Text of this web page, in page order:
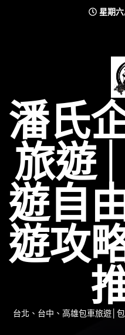
星期
潘氏
旅遊
遊自
遊攻
台北、台中、高雄包車旅遊│